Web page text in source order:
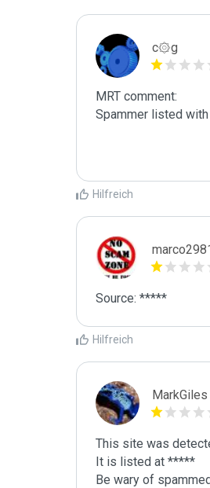
c۞g
MRT comment:
Spammer listed
Hilfreich
Hilfreich
MarkGiles
This site was
It is listed at *****
Be wary of